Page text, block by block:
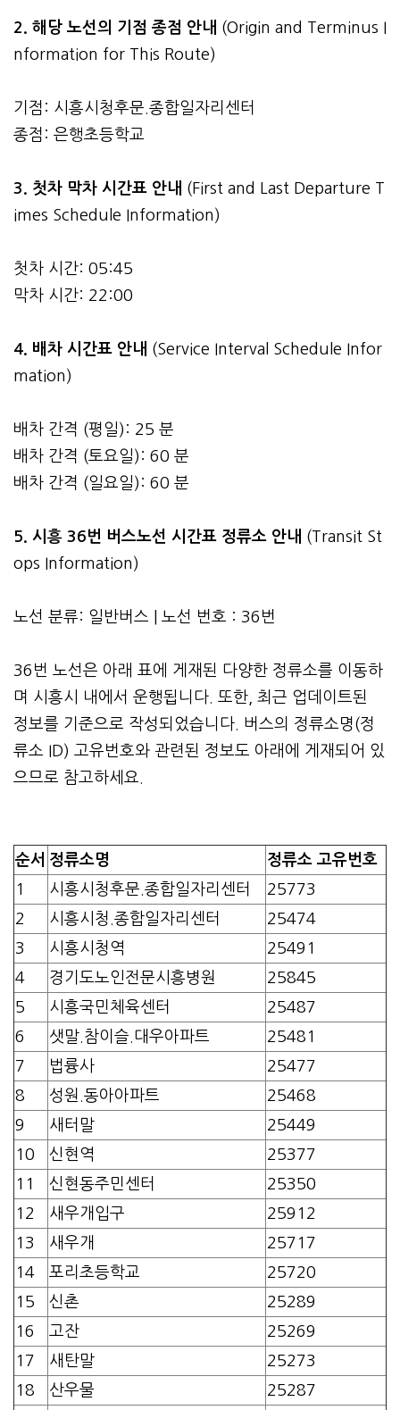
2. 해당 노선의 기점 종점 안내 (Origin and Terminus I
nformation for This Route)
기점: 시흥시청후문.종합일자리센터
종점: 은행초등학교
3. 첫차 막차 시간표 안내 (First and Last Departure T
imes Schedule Information)
첫차 시간: 05:45
막차 시간: 22:00
4. 배차 시간표 안내 (Service Interval Schedule Infor
mation)
배차 간격 (평일): 25 분
배차 간격 (토요일): 60 분
배차 간격 (일요일): 60 분
5. 시흥 36번 버스노선 시간표 정류소 안내 (Transit St
ops Information)
노선 분류: 일반버스 | 노선 번호 : 36번
36번 노선은 아래 표에 게재된 다양한 정류소를 이동하
며 시흥시 내에서 운행됩니다. 또한, 최근 업데이트된
정보를 기준으로 작성되었습니다. 버스의 정류소명(정
류소 ID) 고유번호와 관련된 정보도 아래에 게재되어 있
으므로 참고하세요.
순서 정류소명
정류소 고유번호
1
시흥시청후문.종합일자리센터
25773
2
시흥시청.종합일자리센터
25474
3
시흥시청역
25491
4
경기도노인전문시흥병원
25845
5
시흥국민체육센터
25487
6
샛말.참이슬.대우아파트
25481
7
법륭사
25477
8
성원.동아아파트
25468
9
새터말
25449
10
신현역
25377
11
신현동주민센터
25350
12
새우개입구
25912
13
새우개
25717
14
포리초등학교
25720
15
신촌
25289
16
고잔
25269
17
새탄말
25273
18
산우물 25287